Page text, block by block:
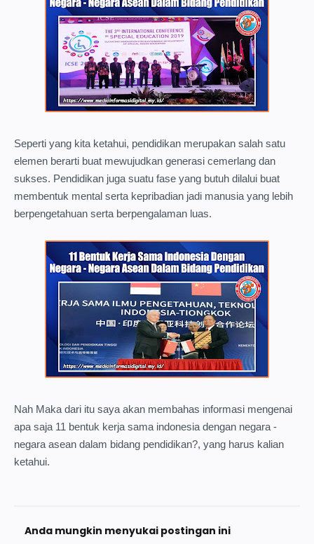
Seperti yang kita ketahui, pendidikan merupakan salah satu
elemen berarti buat mewujudkan generasi cemerlang dan
sukses. Pendidikan juga suatu fase yang butuh dilalui buat
membentuk mental serta kepribadian jadi manusia yang lebih
berpengetahuan serta berpengalaman luas.
Nah Maka dari itu saya akan membahas informasi mengenai
apa saja 11 bentuk kerja sama indonesia dengan negara -
negara asean dalam bidang pendidikan?, yang harus kalian
ketahui.
Anda mungkin menyukai postingan ini